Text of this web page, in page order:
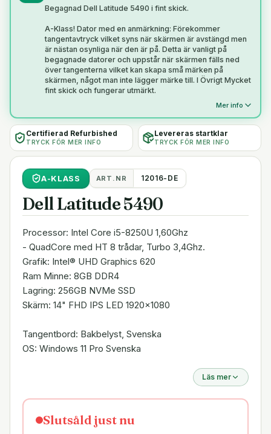
Begagnad Dell Latitude 5490 i fint skick.
A-Klass! Dator med en anmärkning: Förekommer
tangentavtryck vilket syns när skärmen är avstängd men
är nästan osynliga när den är på. Detta är vanligt på
begagnade datorer och uppstår när skärmen fälls ned
över tangenterna vilket kan skapa små märken på
skärmen, något man inte lägger märke till. I Övrigt Mycket
fint skick och fungerar utmärkt.
Mer info
Certifierad Refurbished
TRYCK FÖR MER INFO
Levereras startklar
TRYCK FÖR MER INFO
A-KLASS ART.NR 12016-DE
Dell Latitude 5490
Processor: Intel Core i5-8250U 1,60Ghz
- QuadCore med HT 8 trådar, Turbo 3,4Ghz.
Grafik: Intel® UHD Graphics 620
Ram Minne: 8GB DDR4
Lagring: 256GB NVMe SSD
Skärm: 14" FHD IPS LED 1920x1080
Tangentbord: Bakbelyst, Svenska
OS: Windows 11 Pro Svenska
Läs mer
Slutsåld just nu